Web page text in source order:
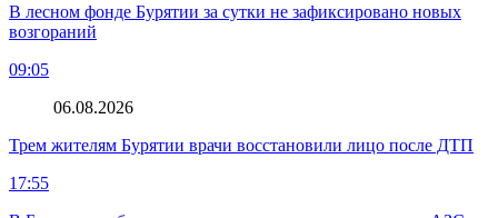
В лесном фонде Бурятии за сутки не зафиксировано новых
возгораний
09:05
06.08.2026
Трем жителям Бурятии врачи восстановили лицо после ДТП
17:55